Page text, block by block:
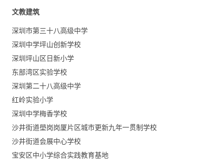
文教建筑
深圳市第三十八高级中学
深圳中学坪山创新学校
深圳坪山区日新小学
东部湾区实验学校
深圳第二十八高级中学
红岭实验小学
深圳中学梅香学校
沙井街道壆岗岗厦片区城市更新九年一贯制学校
沙井街道会展中心学校
宝安区中小学综合实践教育基地